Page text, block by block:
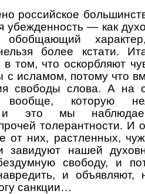
российское
убежденность — как
обобщающий
более кстати.
том, что оскорбляют
исламом, потому что
свободы слова. А на
вообще, которую
и это мы
толерантности. И
от них, растленных,
завидуют нашей
свободу, и
и
санкции…